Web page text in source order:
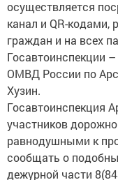
канал и QR-
граждан и на всех
Госавтоинспекции
ОМВД России по
Хузин.
Госавтоинспекция
участников
равнодушными к
сообщать о
дежурной части
8(84366)3-17-02 и